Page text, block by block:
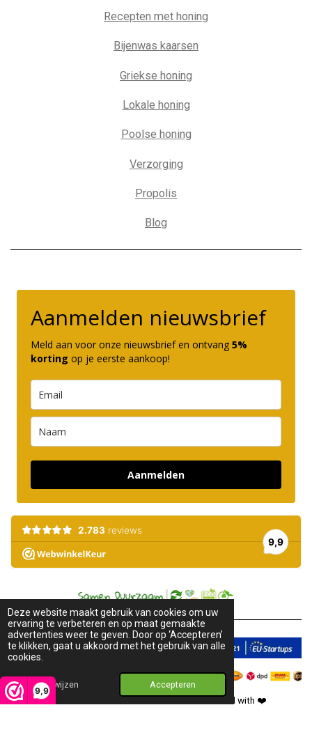
Deze website maakt gebruik van cookies om uw
ervaring te verbeteren en op maat gemaakte
advertenties weer te geven. Door op ‘Accepteren’
te klikken, gaat u akkoord met het gebruik van alle
cookies.
Afwijzen Accepteren
9,9
Recepten met honing
Bijenwas kaarsen
Griekse honing
Lokale honing
Poolse honing
Verzorging
Propolis
Blog
Aanmelden nieuwsbrief
Meld aan voor onze nieuwsbrief en ontvang 5%
korting op je eerste aankoop!
Aanmelden
2018-2026 © Pure Honey. All rights reserved. Created with ❤️